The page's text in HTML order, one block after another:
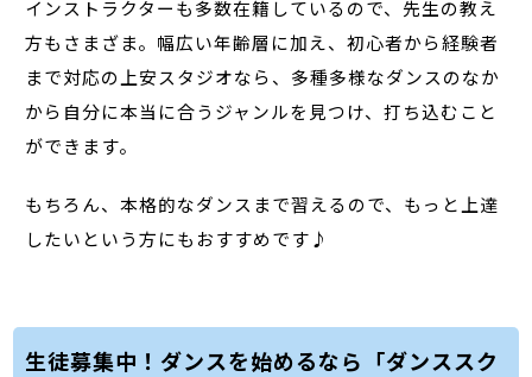
インストラクターも多数在籍しているので、先生の教え
方もさまざま。幅広い年齢層に加え、初心者から経験者
まで対応の上安スタジオなら、多種多様なダンスのなか
から自分に本当に合うジャンルを見つけ、打ち込むこと
ができます。
もちろん、本格的なダンスまで習えるので、もっと上達
したいという方にもおすすめです♪
生徒募集中！ダンスを始めるなら「ダンススク